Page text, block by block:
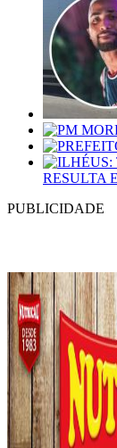
RESULTA
PUBLICIDADE